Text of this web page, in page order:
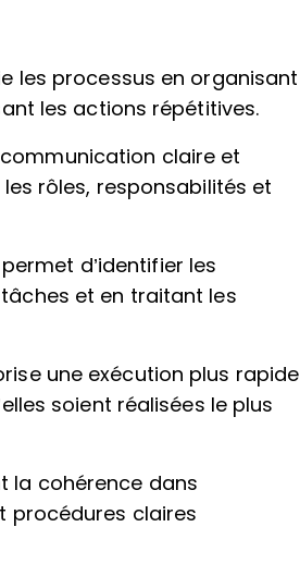
les processus en organisant
les actions répétitives.
communication claire et
rôles, responsabilités et
d’identifier les
et en traitant les
une exécution plus rapide
soient réalisées le plus
la cohérence dans
procédures claires